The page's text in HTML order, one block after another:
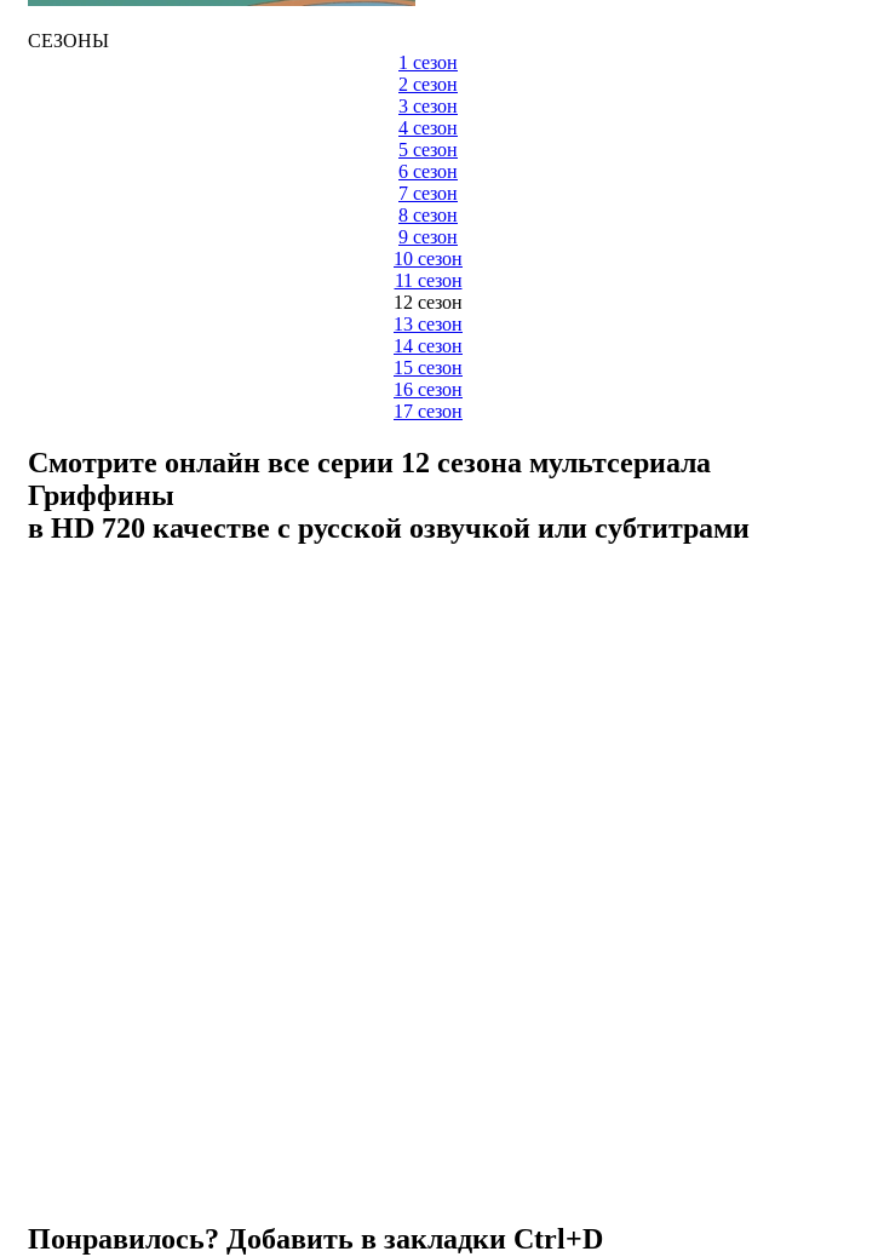
СЕЗОНЫ
1 сезон
2 сезон
3 сезон
4 сезон
5 сезон
6 сезон
7 сезон
8 сезон
9 сезон
10 сезон
11 сезон
12 сезон
13 сезон
14 сезон
15 сезон
16 сезон
17 сезон
Смотрите онлайн все серии 12 сезона мультсериала
Гриффины
в HD 720 качестве с русской озвучкой или субтитрами
Понравилось? Добавить в закладки Ctrl+D